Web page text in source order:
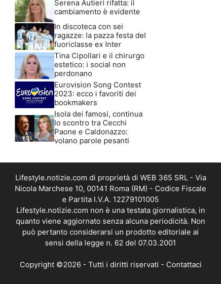
Serena Autieri rifatta: il
cambiamento è evidente
In discoteca con sei
ragazze: la pazza festa del
fuoriclasse ex Inter
Tina Cipollari e il chirurgo
estetico: i social non
perdonano
Eurovision Song Contest
2023: ecco i favoriti dei
bookmakers
Isola dei famosi, continua
lo scontro tra Cecchi
Paone e Caldonazzo:
volano parole pesanti
Lifestyle.notizie.com di proprietà di WEB 365 SRL - Via
Nicola Marchese 10, 00141 Roma (RM) - Codice Fiscale
e Partita I.V.A. 12279101005
Lifestyle.notizie.com non è una testata giornalistica, in
quanto viene aggiornato senza alcuna periodicità. Non
può pertanto considerarsi un prodotto editoriale ai
sensi della legge n. 62 del 07.03.2001
Copyright ©2026 - Tutti i diritti riservati - Contattaci